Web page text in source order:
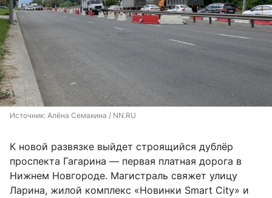
Источник: Алёна Семакина / NN.RU
К новой развязке выйдет строящийся дублёр
проспекта Гагарина — первая платная дорога в
Нижнем Новгороде. Магистраль свяжет улицу
Ларина, жилой комплекс «Новинки Smart City» и